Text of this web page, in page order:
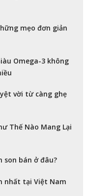
mẹo đơn giản
Omega-3 không
vời từ càng ghẹ
Thế Nào Mang Lại
son bán ở đâu?
nhất tại Việt Nam